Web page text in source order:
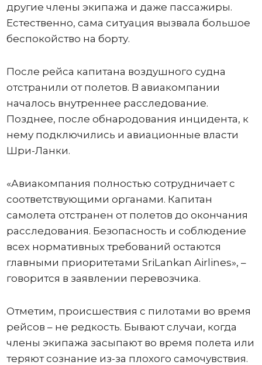
другие члены экипажа и даже пассажиры.
Естественно, сама ситуация вызвала большое
беспокойство на борту.
После рейса капитана воздушного судна
отстранили от полетов. В авиакомпании
началось внутреннее расследование.
Позднее, после обнародования инцидента, к
нему подключились и авиационные власти
Шри-Ланки.
«Авиакомпания полностью сотрудничает с
соответствующими органами. Капитан
самолета отстранен от полетов до окончания
расследования. Безопасность и соблюдение
всех нормативных требований остаются
главными приоритетами SriLankan Airlines», –
говорится в заявлении перевозчика.
Отметим, происшествия с пилотами во время
рейсов – не редкость. Бывают случаи, когда
члены экипажа засыпают во время полета или
теряют сознание из-за плохого самочувствия.